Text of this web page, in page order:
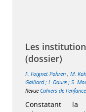
Les
(dossier)
F. Foignet-Pohren ; M.
Gaillard; I. Daure ; S.
Revue Cahiers de
Constatant la